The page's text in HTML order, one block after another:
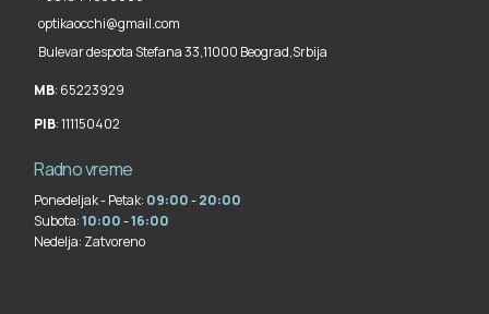
optikaocchi@gmail.com
Bulevar despota Stefana 33,11000 Beograd,Srbija
MB: 65223929
PIB: 111150402
Radno vreme
Ponedeljak - Petak: 09:00-20:00
Subota:10:00-16:00
Nedelja: Zatvoreno